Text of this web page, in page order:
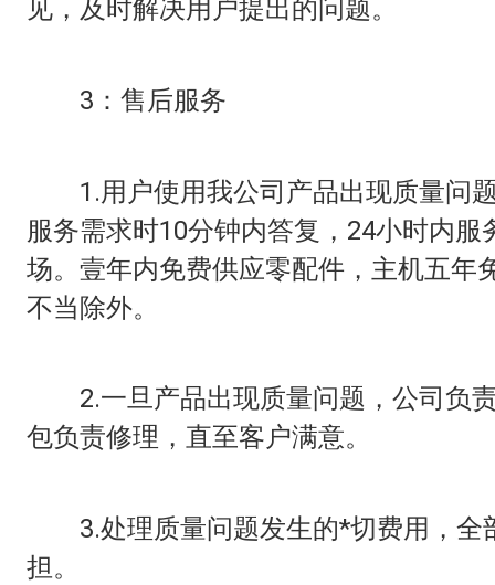
见，及时解决用户提出的问题。
3：售后服务
1.用户使用我公司产品出现质量问
服务需求时10分钟内答复，24小时内服
场。壹年内免费供应零配件，主机五年
不当除外。
2.一旦产品出现质量问题，公司负
包负责修理，直至客户满意。
3.处理质量问题发生的*切费用，全
担。